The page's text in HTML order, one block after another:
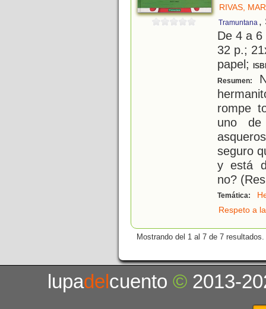
RIVAS,
Tramuntana ,
De 4 a
32 p.;
papel;
Resumen:
rompe
uno
seguro
y está
no?
Temática:
Respeto a
Mostrando del 1 al 7 de 7 resultados.
lupadelcuento© 2013-